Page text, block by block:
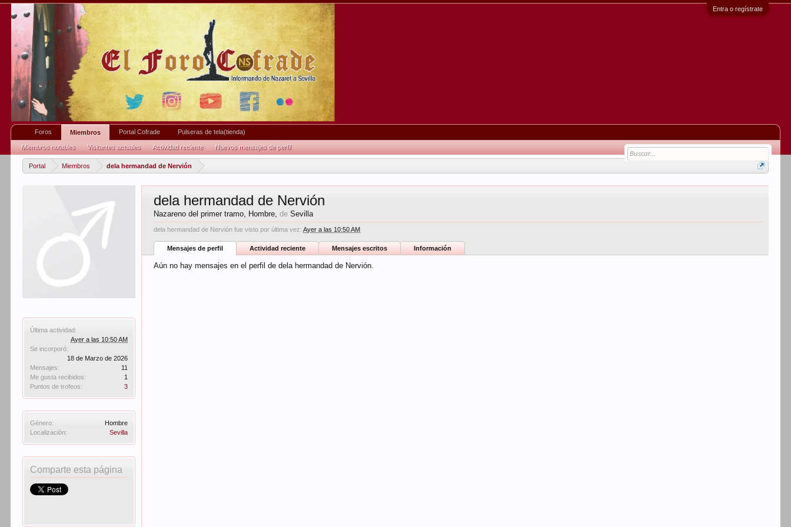
Entra o regístrate
Portal Miembros dela hermandad de Nervión
Última actividad:
Ayer a las 10:50 AM
Se incorporó:
18 de Marzo de 2026
Mensajes:
11
Me gusta recibidos:
1
Puntos de trofeos:
3
Género:
Hombre
Localización:
Sevilla
Comparte esta página
dela hermandad de Nervión
Nazareno del primer tramo, Hombre,de Sevilla
dela hermandad de Nervión fue visto por última vez: Ayer a las 10:50 AM
Mensajes de perfil Actividad reciente Mensajes escritos Información
Aún no hay mensajes en el perfil de dela hermandad de Nervión.
Foros Miembros
Miembros notables Visitantes actuales Actividad reciente Nuevos mensajes de perfil
Portal Cofrade Pulseras de tela(tienda)